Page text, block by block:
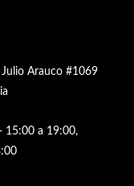
Arauco #1069
15:00 a 19:00,